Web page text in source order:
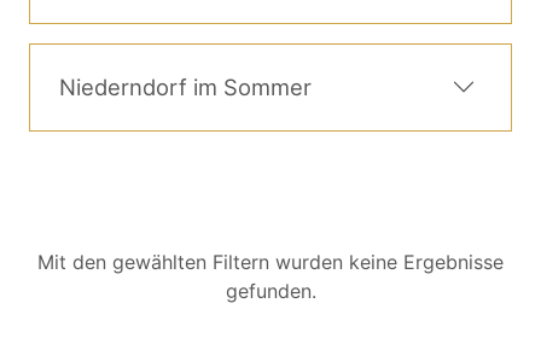
Niederndorf im Sommer
Mit den gewählten Filtern wurden keine Ergebnisse
gefunden.